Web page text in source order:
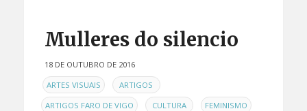
Mulleres do silencio
18 DE OUTUBRO DE 2016
ENARTES VISUAIS , ARTIGOS ,
ARTIGOS FARO DE VIGO , CULTURA , FEMINISMO ,